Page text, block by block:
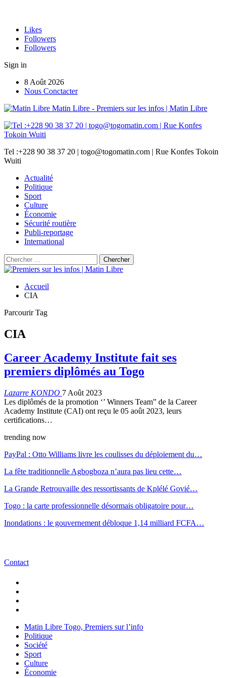
Likes
Followers
Followers
Sign in
8 Août 2026
Nous Conctacter
Matin Libre - Premiers sur les infos | Matin Libre
Tel :+228 90 38 37 20 | togo@togomatin.com | Rue Konfes Tokoin
Wuiti
Actualité
Politique
Sport
Culture
Économie
Sécurité routière
Publi-reportage
International
Accueil
CIA
Parcourir Tag
CIA
Career Academy Institute fait ses
premiers diplômés au Togo
Lazarre KONDO 7 Août 2023
Les diplômés de la promotion ‘’ Winners Team” de la Career
Academy Institute (CAI) ont reçu le 05 août 2023, leurs
certifications…
trending now
PayPal : Otto Williams livre les coulisses du déploiement du…
La fête traditionnelle Agbogboza n’aura pas lieu cette…
La Grande Retrouvaille des ressortissants de Kplélé Govié…
Togo : la carte professionnelle désormais obligatoire pour…
Inondations : le gouvernement débloque 1,14 milliard FCFA…
Contact
Matin Libre Togo, Premiers sur l’info
Politique
Société
Sport
Culture
Économie